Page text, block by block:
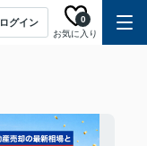
ログイン
お気に入り
0